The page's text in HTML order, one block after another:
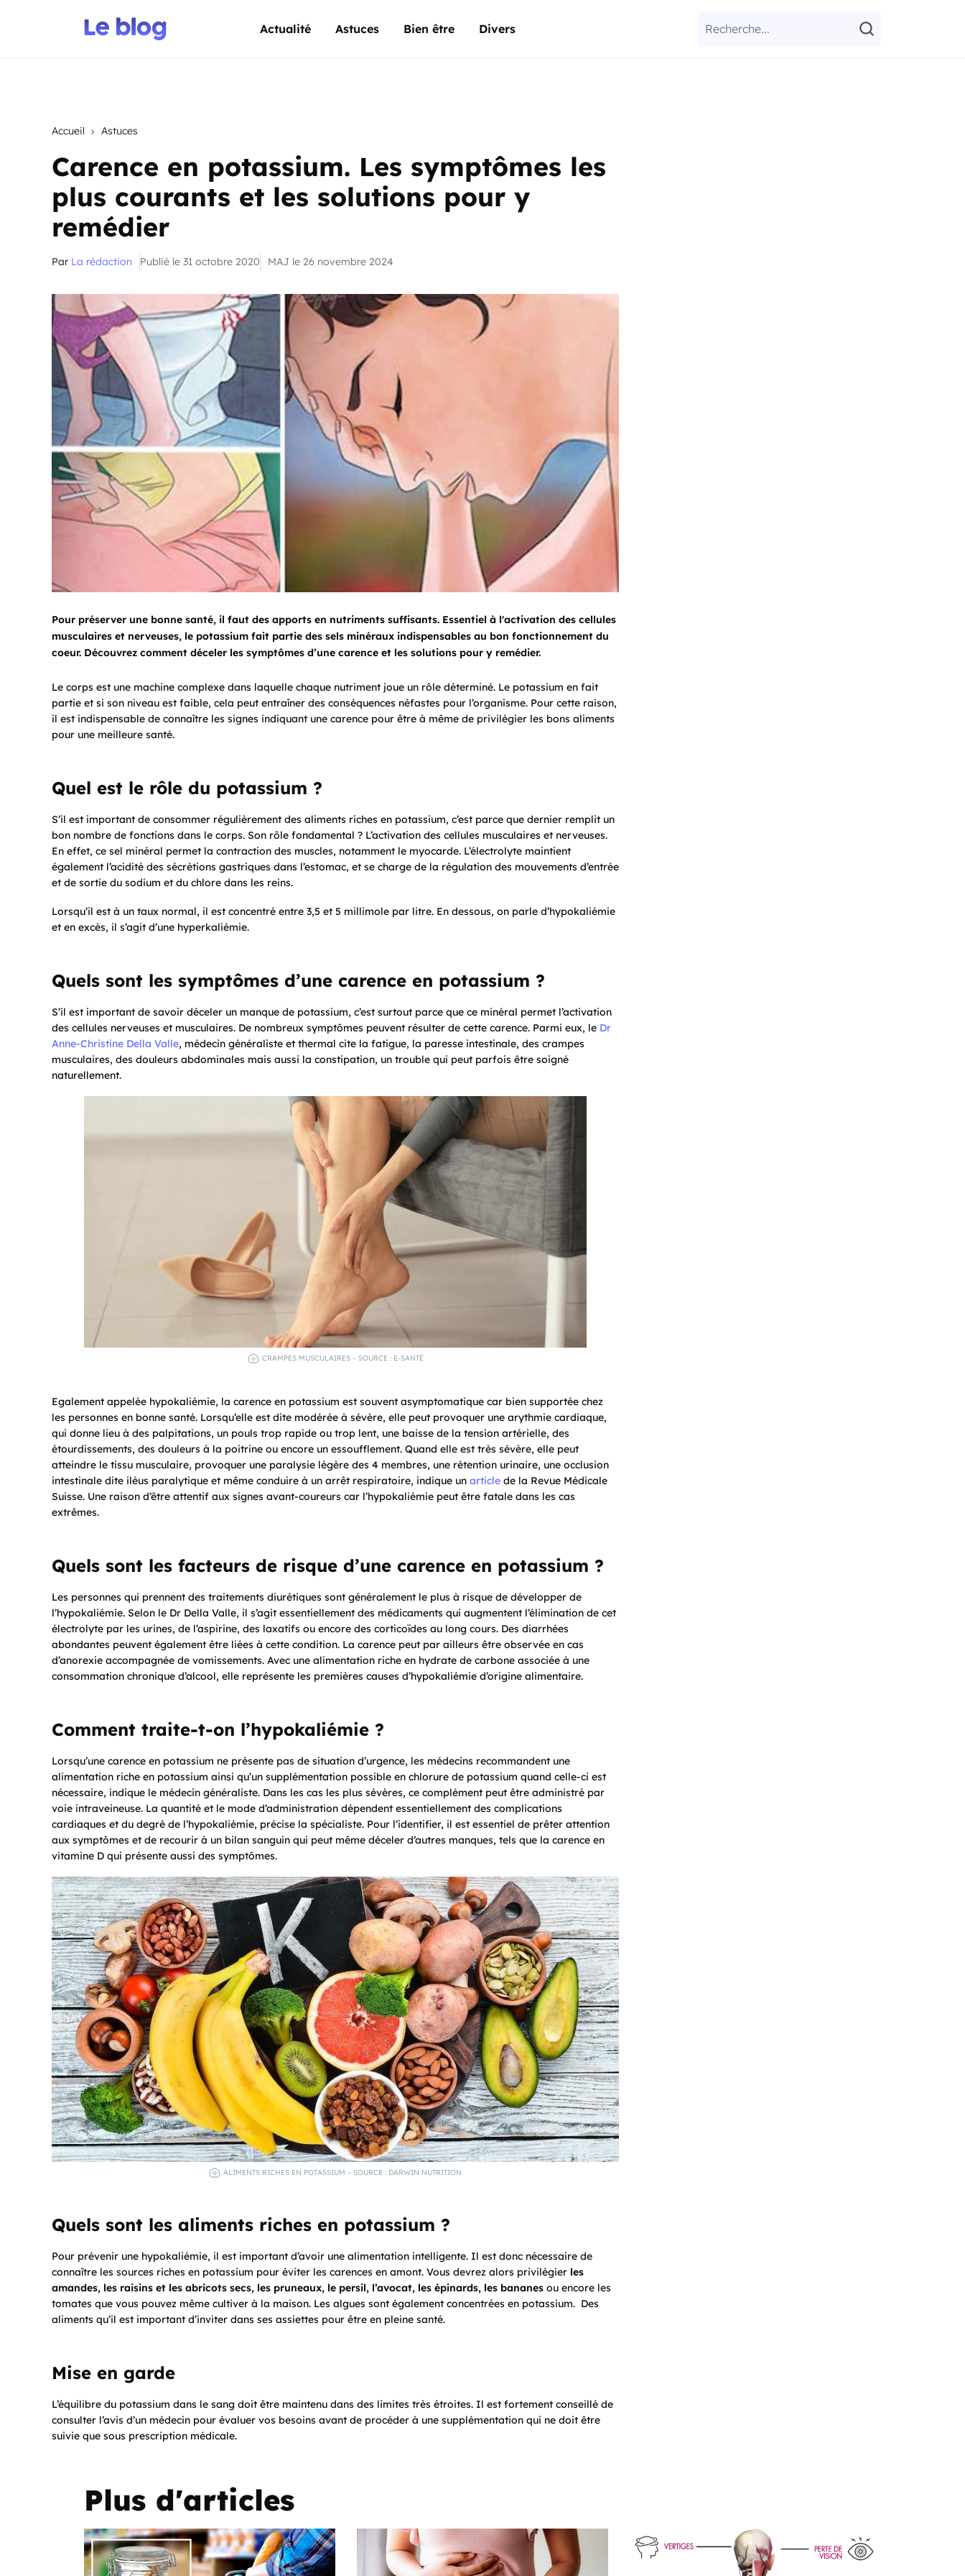
Actualité Astuces Bien être Divers
Accueil Astuces
Carence en potassium. Les symptômes les
plus courants et les solutions pour y
remédier
Par La rédaction Publié le 31 octobre 2020 MAJ le 26 novembre 2024
Pour préserver une bonne santé, il faut des apports en nutriments suffisants. Essentiel à l'activation des cellules
musculaires et nerveuses, le potassium fait partie des sels minéraux indispensables au bon fonctionnement du
coeur. Découvrez comment déceler les symptômes d’une carence et les solutions pour y remédier.
Le corps est une machine complexe dans laquelle chaque nutriment joue un rôle déterminé. Le potassium en fait
partie et si son niveau est faible, cela peut entraîner des conséquences néfastes pour l’organisme. Pour cette raison,
il est indispensable de connaître les signes indiquant une carence pour être à même de privilégier les bons aliments
pour une meilleure santé.
Quel est le rôle du potassium ?
S’il est important de consommer régulièrement des aliments riches en potassium, c’est parce que dernier remplit un
bon nombre de fonctions dans le corps. Son rôle fondamental ? L’activation des cellules musculaires et nerveuses.
En effet, ce sel minéral permet la contraction des muscles, notamment le myocarde. L’électrolyte maintient
également l’acidité des sécrétions gastriques dans l’estomac, et se charge de la régulation des mouvements d’entrée
et de sortie du sodium et du chlore dans les reins.
Lorsqu’il est à un taux normal, il est concentré entre 3,5 et 5 millimole par litre. En dessous, on parle d’hypokaliémie
et en excès, il s’agit d’une hyperkaliémie.
Quels sont les symptômes d’une carence en potassium ?
S’il est important de savoir déceler un manque de potassium, c’est surtout parce que ce minéral permet l’activation
des cellules nerveuses et musculaires. De nombreux symptômes peuvent résulter de cette carence. Parmi eux, le Dr
Anne-Christine Della Valle, médecin généraliste et thermal cite la fatigue, la paresse intestinale, des crampes
musculaires, des douleurs abdominales mais aussi la constipation, un trouble qui peut parfois être soigné
naturellement.
CRAMPES MUSCULAIRES – SOURCE : E-SANTÉ
Egalement appelée hypokaliémie, la carence en potassium est souvent asymptomatique car bien supportée chez
les personnes en bonne santé. Lorsqu’elle est dite modérée à sévère, elle peut provoquer une arythmie cardiaque,
qui donne lieu à des palpitations, un pouls trop rapide ou trop lent, une baisse de la tension artérielle, des
étourdissements, des douleurs à la poitrine ou encore un essoufflement. Quand elle est très sévère, elle peut
atteindre le tissu musculaire, provoquer une paralysie légère des 4 membres, une rétention urinaire, une occlusion
intestinale dite iléus paralytique et même conduire à un arrêt respiratoire, indique un article de la Revue Médicale
Suisse. Une raison d’être attentif aux signes avant-coureurs car l’hypokaliémie peut être fatale dans les cas
extrêmes.
Quels sont les facteurs de risque d’une carence en potassium ?
Les personnes qui prennent des traitements diurétiques sont généralement le plus à risque de développer de
l’hypokaliémie. Selon le Dr Della Valle, il s’agit essentiellement des médicaments qui augmentent l’élimination de cet
électrolyte par les urines, de l’aspirine, des laxatifs ou encore des corticoïdes au long cours. Des diarrhées
abondantes peuvent également être liées à cette condition. La carence peut par ailleurs être observée en cas
d’anorexie accompagnée de vomissements. Avec une alimentation riche en hydrate de carbone associée à une
consommation chronique d’alcool, elle représente les premières causes d’hypokaliémie d’origine alimentaire.
Comment traite-t-on l’hypokaliémie ?
Lorsqu’une carence en potassium ne présente pas de situation d’urgence, les médecins recommandent une
alimentation riche en potassium ainsi qu’un supplémentation possible en chlorure de potassium quand celle-ci est
nécessaire, indique le médecin généraliste. Dans les cas les plus sévères, ce complément peut être administré par
voie intraveineuse. La quantité et le mode d’administration dépendent essentiellement des complications
cardiaques et du degré de l’hypokaliémie, précise la spécialiste. Pour l’identifier, il est essentiel de prêter attention
aux symptômes et de recourir à un bilan sanguin qui peut même déceler d’autres manques, tels que la carence en
vitamine D qui présente aussi des symptômes.
ALIMENTS RICHES EN POTASSIUM – SOURCE : DARWIN NUTRITION
Quels sont les aliments riches en potassium ?
Pour prévenir une hypokaliémie, il est important d’avoir une alimentation intelligente. Il est donc nécessaire de
connaître les sources riches en potassium pour éviter les carences en amont. Vous devrez alors privilégier les
amandes, les raisins et les abricots secs, les pruneaux, le persil, l’avocat, les épinards, les bananes ou encore les
tomates que vous pouvez même cultiver à la maison. Les algues sont également concentrées en potassium. Des
aliments qu’il est important d’inviter dans ses assiettes pour être en pleine santé.
Mise en garde
L’équilibre du potassium dans le sang doit être maintenu dans des limites très étroites. Il est fortement conseillé de
consulter l’avis d’un médecin pour évaluer vos besoins avant de procéder à une supplémentation qui ne doit être
suivie que sous prescription médicale.
Plus d'articles